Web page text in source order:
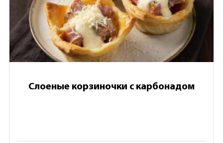
Слоеные корзиночки с карбонадом